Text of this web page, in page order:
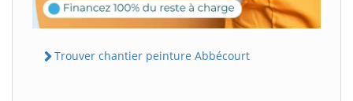
Trouver chantier peinture Abbécourt